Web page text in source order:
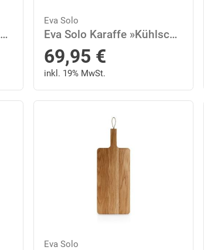
Eva Solo Schneidbrett »Nordic kitchen 38 x 26 cm«, Eichenholz
Eva Solo
Eva Solo Karaffe »Kühlschrank Glas/Edelstahl 1.4 L«, 1.4 l
69,95 €
inkl. 19% MwSt.
Eva Solo